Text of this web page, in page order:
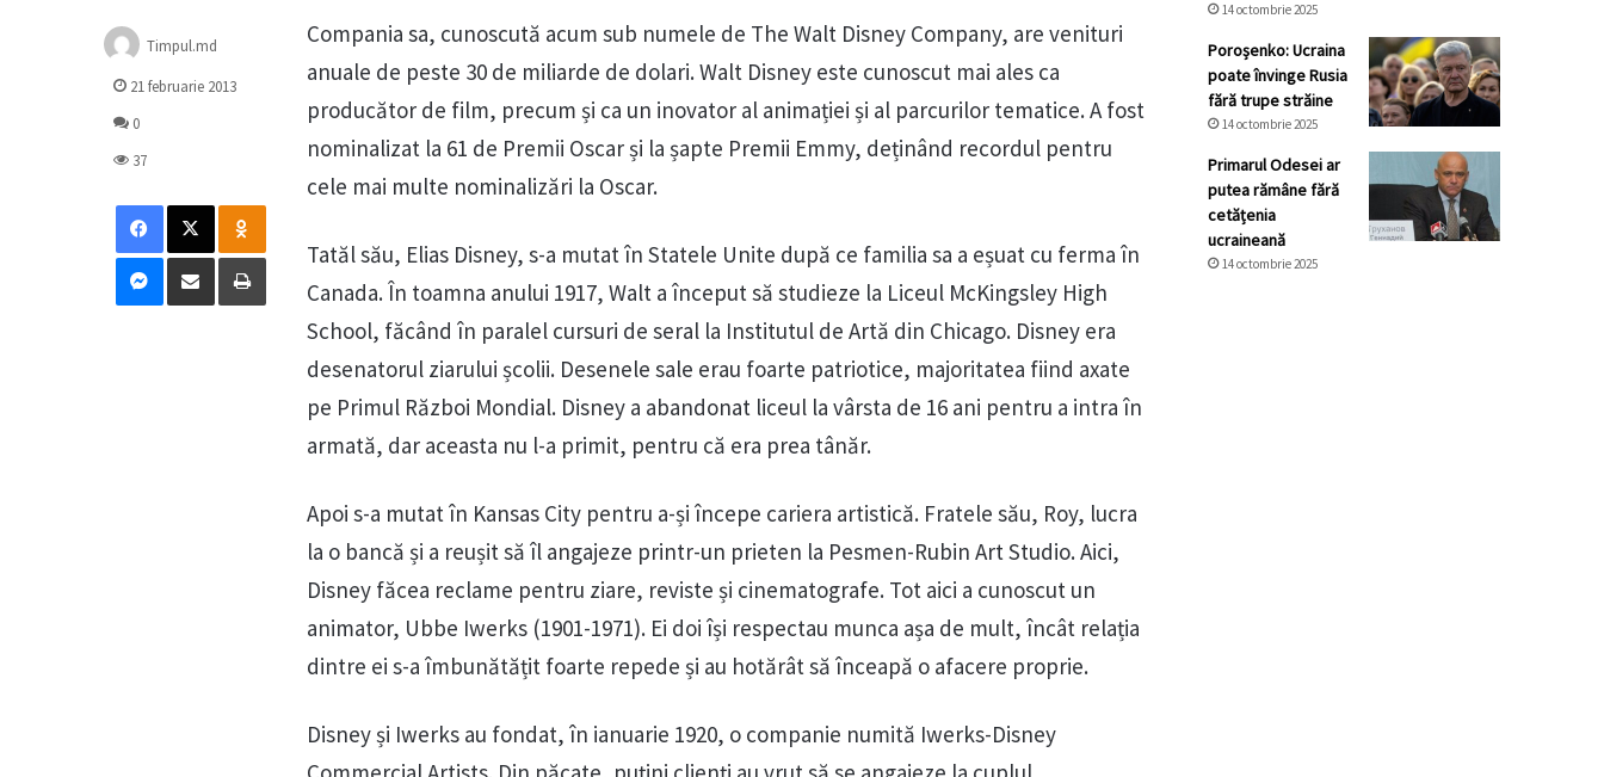
Compania sa, cunoscută acum sub numele de The Walt Disney Company, are venituri
anuale de peste 30 de miliarde de dolari. Walt Disney este cunoscut mai ales ca
producător de film, precum și ca un inovator al animației și al parcurilor tematice. A fost
nominalizat la 61 de Premii Oscar și la șapte Premii Emmy, deținând recordul pentru
cele mai multe nominalizări la Oscar.
Tatăl său, Elias Disney, s-a mutat în Statele Unite după ce familia sa a eșuat cu ferma în
Canada. În toamna anului 1917, Walt a început să studieze la Liceul McKingsley High
School, făcând în paralel cursuri de seral la Institutul de Artă din Chicago. Disney era
desenatorul ziarului școlii. Desenele sale erau foarte patriotice, majoritatea fiind axate
pe Primul Război Mondial. Disney a abandonat liceul la vârsta de 16 ani pentru a intra în
armată, dar aceasta nu l-a primit, pentru că era prea tânăr.
Apoi s-a mutat în Kansas City pentru a-și începe cariera artistică. Fratele său, Roy, lucra
la o bancă și a reușit să îl angajeze printr-un prieten la Pesmen-Rubin Art Studio. Aici,
Disney făcea reclame pentru ziare, reviste și cinematografe. Tot aici a cunoscut un
animator, Ubbe Iwerks (1901-1971). Ei doi își respectau munca așa de mult, încât relația
dintre ei s-a îmbunătățit foarte repede și au hotărât să înceapă o afacere proprie.
Disney și Iwerks au fondat, în ianuarie 1920, o companie numită Iwerks-Disney
Timpul.md
21 februarie 2013
0
37
Facebook
X Odnoklassniki
Messenger
Distribuie prin mail Tipărește
14 octombrie 2025
Poroșenko: Ucraina
poate învinge Rusia
fără trupe străine
14 octombrie 2025
Primarul Odesei ar
putea rămâne fără
cetățenia
ucraineană
14 octombrie 2025